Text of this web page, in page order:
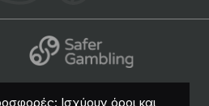
Ισχύουν όροι και